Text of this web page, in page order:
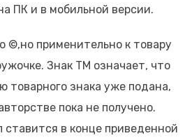
ПК и в мобильной версии.
©,но применительно к товару
Знак TM означает, что
товарного знака уже подана,
пока не получено.
ставится в конце приведенной